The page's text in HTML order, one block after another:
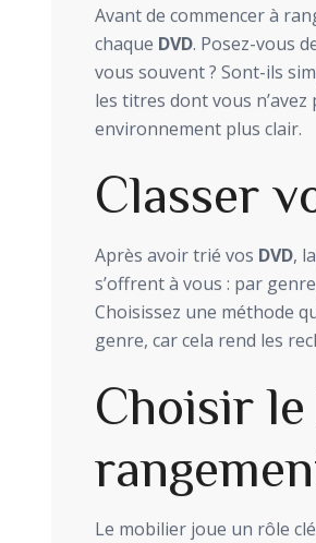
Avant de commencer à
chaque DVD. Posez-vous
vous souvent ? Sont-ils
les titres dont vous n’avez
environnement plus clair.
Classer
Après avoir trié vos DVD,
s’offrent à vous : par
Choisissez une méthode
genre, car cela rend les
Choisir
Le mobilier joue un rôle